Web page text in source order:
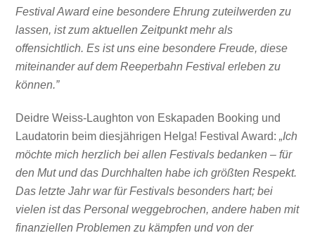
Festival Award eine besondere Ehrung zuteilwerden zu
lassen, ist zum aktuellen Zeitpunkt mehr als
offensichtlich. Es ist uns eine besondere Freude, diese
miteinander auf dem Reeperbahn Festival erleben zu
können.”
Deidre Weiss-Laughton von Eskapaden Booking und
Laudatorin beim diesjährigen Helga! Festival Award:„Ich
möchte mich herzlich bei allen Festivals bedanken – für
den Mut und das Durchhalten habe ich größten Respekt.
Das letzte Jahr war für Festivals besonders hart; bei
vielen ist das Personal weggebrochen, andere haben mit
finanziellen Problemen zu kämpfen und von der